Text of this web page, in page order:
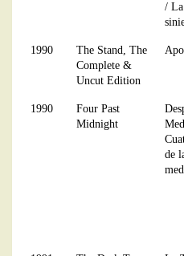
/
1990
The Stand, The
Complete &
Uncut Edition
1990
Four Past
Midnight
de